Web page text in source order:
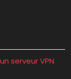
serveur VPN